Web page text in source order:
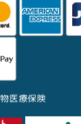
医療保険